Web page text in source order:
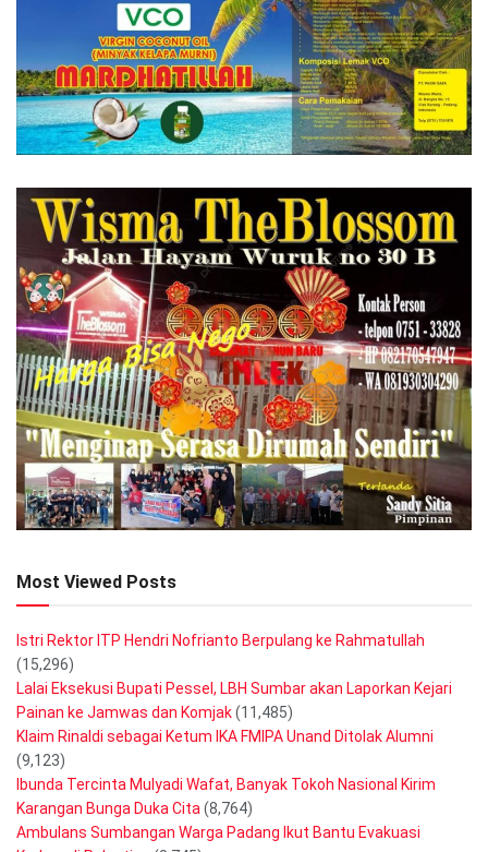
Most Viewed Posts
Istri Rektor ITP Hendri Nofrianto Berpulang ke Rahmatullah
(15,296)
Lalai Eksekusi Bupati Pessel, LBH Sumbar akan Laporkan Kejari
Painan ke Jamwas dan Komjak(11,485)
Klaim Rinaldi sebagai Ketum IKA FMIPA Unand Ditolak Alumni
(9,123)
Ibunda Tercinta Mulyadi Wafat, Banyak Tokoh Nasional Kirim
Karangan Bunga Duka Cita (8,764)
Ambulans Sumbangan Warga Padang Ikut Bantu Evakuasi